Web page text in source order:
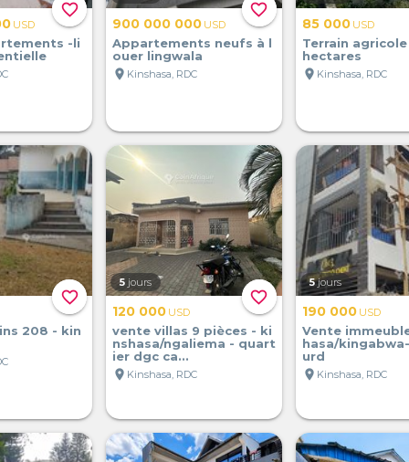
favorite_border
USD
-li
favorite_border
900 000 000 USD
Appartements neufs à l
ouer lingwala
location_on Kinshasa, RDC
85 000 USD
Terrain agricole
hectares
location_on Kinshasa, RDC
favorite_border
208 - kin
favorite_border
5 jours
120 000 USD
vente villas 9 pièces - ki
nshasa/ngaliema - quart
ier dgc ca...
location_on Kinshasa, RDC
5 jours
190 000 USD
Vente
hasa/
urd
location_on Kinshasa, RDC